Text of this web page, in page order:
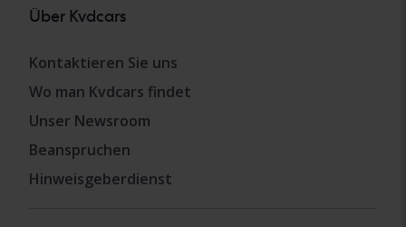
Über Kvdcars
Kontaktieren Sie uns
Wo man Kvdcars findet
Unser Newsroom
Beanspruchen
Hinweisgeberdienst